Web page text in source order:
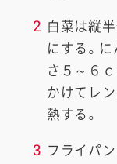
2 白菜は縦
にする。
さ５～６
かけてレン
熱する。
3 フライパ